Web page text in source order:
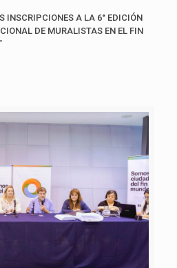
INSCRIPCIONES A LA 6° EDICIÓN
DE MURALISTAS EN EL FIN